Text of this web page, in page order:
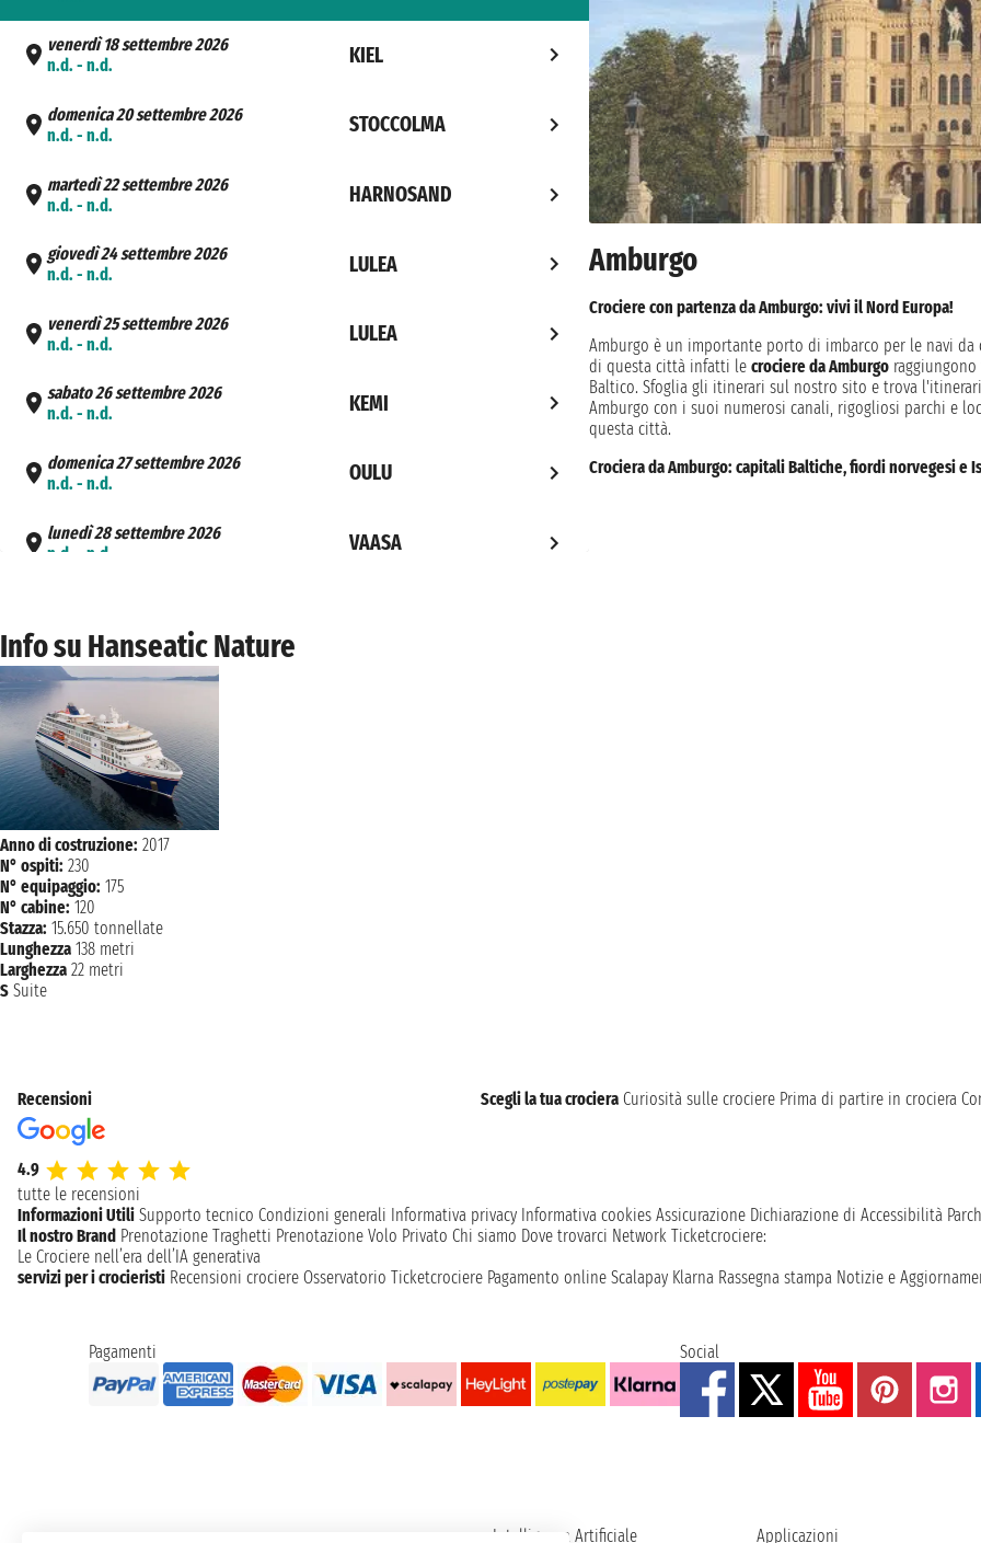
venerdì 18 settembre 2026
n.d. - n.d.
KIEL
domenica 20 settembre 2026
n.d. - n.d.
STOCCOLMA
martedì 22 settembre 2026
n.d. - n.d.
HARNOSAND
giovedì 24 settembre 2026
n.d. - n.d.
LULEA
venerdì 25 settembre 2026
n.d. - n.d.
LULEA
sabato 26 settembre 2026
n.d. - n.d.
KEMI
domenica 27 settembre 2026
n.d. - n.d.
OULU
lunedì 28 settembre 2026
n.d. - n.d.
VAASA
giovedì 1 ottobre 2026
n.d.
Amburgo
Crociere con partenza da Amburgo: vivi il Nord Europa!
Amburgo è un importante porto di imbarco per le navi da
di questa città infatti le crociere da Amburgoraggiungono
Baltico. Sfoglia gli itinerari sul nostro sito e trova
Amburgo con i suoi numerosi canali, rigogliosi parchi e
questa città.
Crociera da Amburgo: capitali Baltiche, fiordi norvegesi e
Info su Hanseatic Nature
Anno di costruzione: 2017
N° ospiti: 230
N° equipaggio: 175
N° cabine: 120
Stazza: 15.650 tonnellate
Lunghezza 138 metri
Larghezza 22 metri
S Suite
Recensioni
4.9
tutte le recensioni
Scegli la tua crociera Curiosità sulle crociere Prima di partire in crociera
Informazioni Utili Supporto tecnico Condizioni generali Informativa privacy Informativa cookies Assicurazione Dichiarazione di Accessibilità
Il nostro Brand Prenotazione Traghetti Prenotazione Volo Privato Chi siamo Dove trovarci Network Ticketcrociere:
Le Crociere nell’era dell’IA generativa
servizi per i crocieristi Recensioni crociere Osservatorio Ticketcrociere Pagamento online Scalapay Klarna Rassegna stampa Notizie e
Pagamenti Social
Intelligenza Artificiale
Applicazioni